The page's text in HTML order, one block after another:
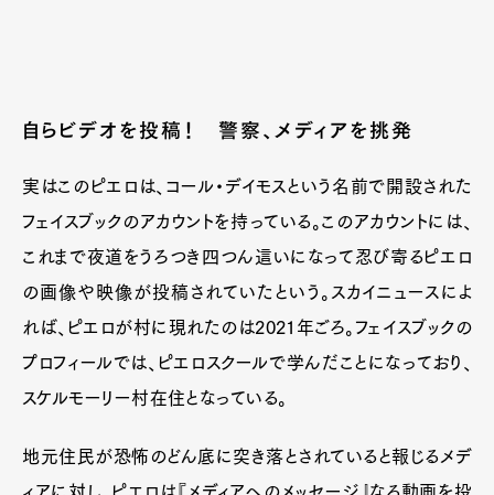
自らビデオを投稿！ 警察、メディアを挑発
実はこのピエロは、コール・デイモスという名前で開設された
フェイスブックのアカウントを持っている。このアカウントには、
これまで夜道をうろつき四つん這いになって忍び寄るピエロ
の画像や映像が投稿されていたという。スカイニュースによ
れば、ピエロが村に現れたのは2021年ごろ。フェイスブックの
プロフィールでは、ピエロスクールで学んだことになっており、
スケルモーリー村在住となっている。
地元住民が恐怖のどん底に突き落とされていると報じるメデ